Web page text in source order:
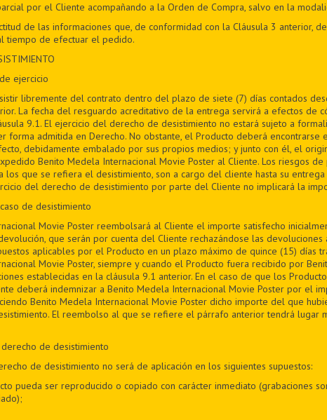
por el Cliente acompañando a la Orden de Compra, salvo en la
de las informaciones que, de conformidad con la Cláusula 3 anterior,
tiempo de efectuar el pedido.
ejercicio
libremente del contrato dentro del plazo de siete (7) días contados
La fecha del resguardo acreditativo de la entrega servirá a efectos de
9.1. El ejercicio del derecho de desistimiento no estará sujeto a
forma admitida en Derecho. No obstante, el Producto deberá encontrarse
debidamente embalado por sus propios medios; y junto con él, el
Benito Medela Internacional Movie Poster al Cliente. Los riesgos
los que se refiera el desistimiento, son a cargo del cliente hasta su
del derecho de desistimiento por parte del Cliente no implicará la
de desistimiento
Movie Poster reembolsará al Cliente el importe satisfecho
que serán por cuenta del Cliente rechazándose las
aplicables por el Producto en un plazo máximo de quince (15) días
Movie Poster, siempre y cuando el Producto fuera recibido por
establecidas en la cláusula 9.1 anterior. En el caso de que los
deberá indemnizar a Benito Medela Internacional Movie Poster por el
Benito Medela Internacional Movie Poster dicho importe del que
El reembolso al que se refiere el párrafo anterior tendrá lugar
de desistimiento
de desistimiento no será de aplicación en los siguientes supuestos:
pueda ser reproducido o copiado con carácter inmediato (grabaciones